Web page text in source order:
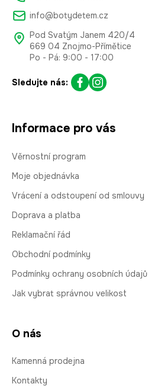
info@botydetem.cz
Pod Svatým Janem 420/4
669 04 Znojmo-Přímětice
Po - Pá: 9:00 - 17:00
Sledujte nás:
Informace pro vás
Věrnostní program
Moje objednávka
Vrácení a odstoupení od smlouvy
Doprava a platba
Reklamační řád
Obchodní podmínky
Podmínky ochrany osobních údajů
Jak vybrat správnou velikost
O nás
Kamenná prodejna
Kontakty